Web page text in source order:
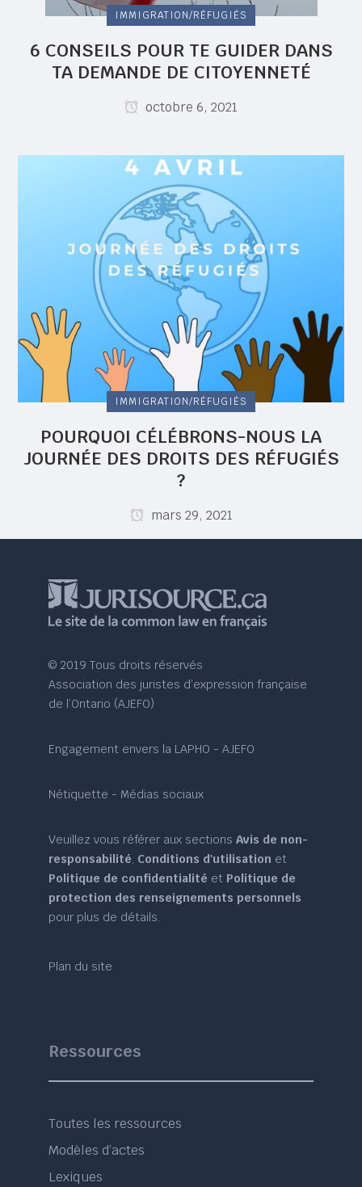
IMMIGRATION/RÉFUGIÉS
6 CONSEILS POUR TE GUIDER DANS
TA DEMANDE DE CITOYENNETÉ
octobre 6, 2021
IMMIGRATION/RÉFUGIÉS
POURQUOI CÉLÉBRONS-NOUS LA
JOURNÉE DES DROITS DES RÉFUGIÉS
?
mars 29, 2021
© 2019 Tous droits réservés
Association des juristes d’expression française
de l’Ontario (AJEFO)
Engagement envers la LAPHO - AJEFO
Nétiquette - Médias sociaux
Veuillez vous référer aux sectionsAvis de non-
responsabilité, Conditions d'utilisation et
Politique de confidentialité et Politique de
protection des renseignements personnels
pour plus de détails.
Plan du site
Ressources
Toutes les ressources
Modèles d’actes
Lexiques